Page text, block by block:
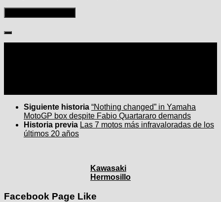
Siguiente historia “Nothing changed” in Yamaha
MotoGP box despite Fabio Quartararo demands
Historia previa Las 7 motos más infravaloradas de los
últimos 20 años
Kawasaki
Hermosillo
Facebook Page Like